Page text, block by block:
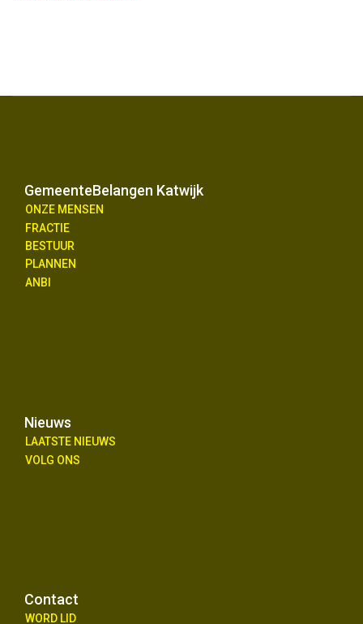
GemeenteBelangen Katwijk
ONZE MENSEN
FRACTIE
BESTUUR
PLANNEN
ANBI
Nieuws
LAATSTE NIEUWS
VOLG ONS
Contact
WORD LID